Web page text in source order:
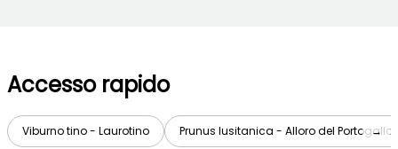
Accesso rapido
Viburno tino - Laurotino Prunus lusitanica - Alloro del Portogallo
→